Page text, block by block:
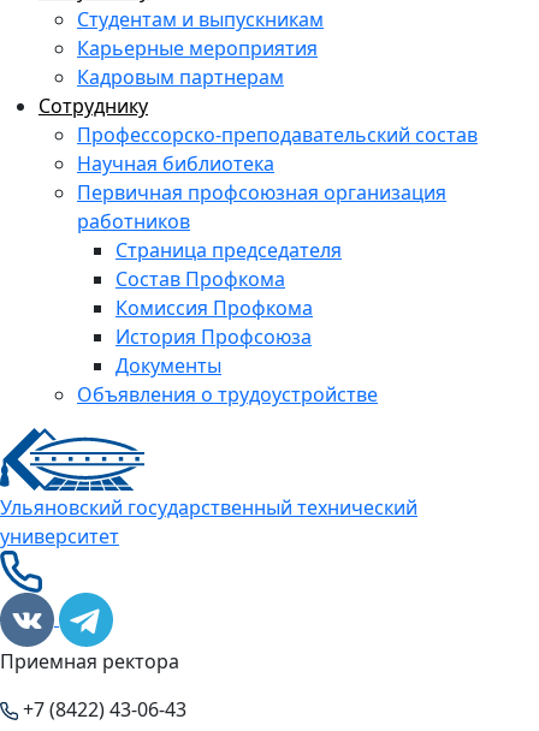
Студентам и выпускникам
Карьерные мероприятия
Кадровым партнерам
Сотруднику
Профессорско-преподавательский состав
Научная библиотека
Первичная профсоюзная организация
работников
Страница председателя
Состав Профкома
Комиссия Профкома
История Профсоюза
Документы
Объявления о трудоустройстве
Ульяновский государственный технический
университет
Приемная ректора
+7 (8422) 43-06-43